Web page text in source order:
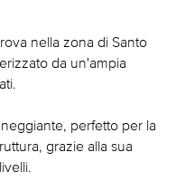
nella zona di Santo
da un'ampia
perfetto per la
grazie alla sua